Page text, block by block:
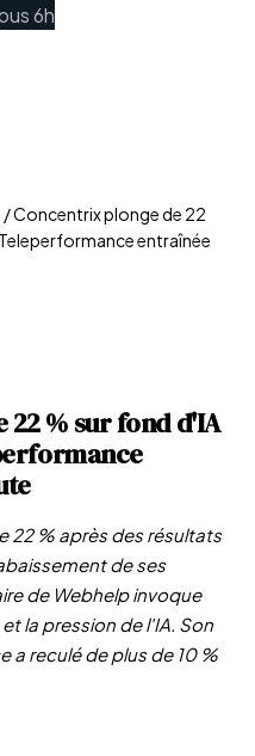
6h
/Concentrix plonge de 22
entraînée
% sur fond d'IA
22 % après des résultats
de ses
de Webhelp invoque
la pression de l'IA. Son
a reculé de plus de 10 %